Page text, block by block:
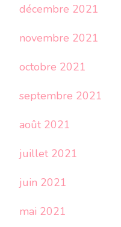
décembre 2021
novembre 2021
octobre 2021
septembre 2021
août 2021
juillet 2021
juin 2021
mai 2021